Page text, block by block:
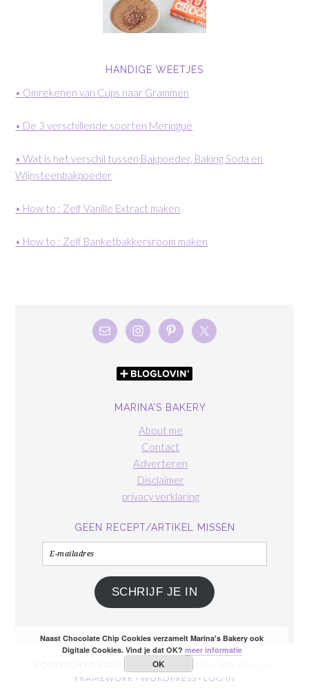
HANDIGE WEETJES
• Omrekenen van Cups naar Grammen
• De 3 verschillende soorten Meringue
• Wat is het verschil tussen Bakpoeder, Baking Soda en
Wijnsteenbakpoeder
• How to : Zelf Vanille Extract maken
• How to : Zelf Banketbakkersroom maken
MARINA’S BAKERY
About me
Contact
Adverteren
Disclaimer
privacy verklaring
GEEN RECEPT/ARTIKEL MISSEN
E-
mailadres
SCHRIJF JE IN
COPYRIGHT © 2026 · FOODIE PRO THEME
FRAMEWORK · WORDPRESS · LOG IN
Naast Chocolate Chip Cookies verzamelt Marina's Bakery ook
Digitale Cookies. Vind je dat OK? meer informatie
OK